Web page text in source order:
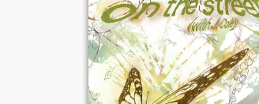
On The Street -
J-Hope (ft.
J.Cole)